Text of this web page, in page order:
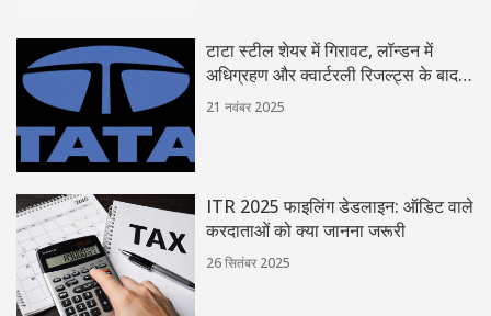
टाटा स्टील शेयर में गिरावट, लॉन्डन में
अधिग्रहण और क्वार्टरली रिजल्ट्स के बाद
निवेशकों की चिंता
21 नवंबर 2025
ITR 2025 फाइलिंग डेडलाइन: ऑडिट वाले
करदाताओं को क्या जानना जरूरी
26 सितंबर 2025